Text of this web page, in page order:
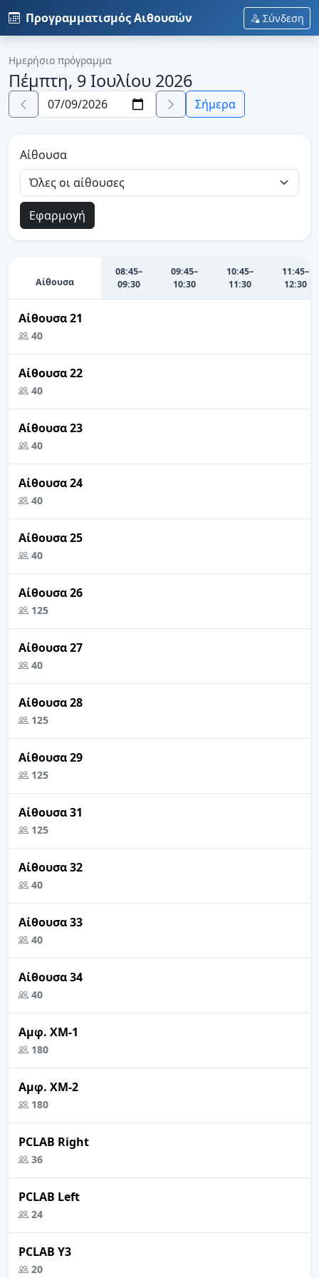
Προγραμματισμός Αιθουσών Σύνδεση
Ημερήσιο πρόγραμμα
Πέμπτη, 9 Ιουλίου 2026
Σήμερα
Αίθουσα
Εφαρμογή
Αίθουσα
08:45–
09:30
09:45–
10:30
10:45–
11:30
11:45–
12:30
Αίθουσα 21
40
Αίθουσα 22
40
Αίθουσα 23
40
Αίθουσα 24
40
Αίθουσα 25
40
Αίθουσα 26
125
Αίθουσα 27
40
Αίθουσα 28
125
Αίθουσα 29
125
Αίθουσα 31
125
Αίθουσα 32
40
Αίθουσα 33
40
Αίθουσα 34
40
Αμφ. ΧΜ-1
180
Αμφ. ΧΜ-2
180
PCLAB Right
36
PCLAB Left
24
PCLAB Y3
20